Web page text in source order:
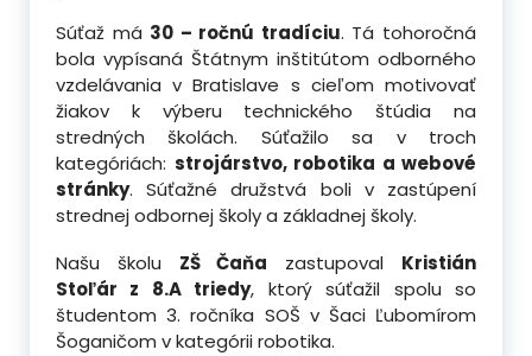
Súťaž má 30 – ročnú tradíciu. Tá tohoročná
bola vypísaná Štátnym inštitútom odborného
vzdelávania v Bratislave s cieľom motivovať
žiakov k výberu technického štúdia na
stredných školách. Súťažilo sa v troch
kategóriách: strojárstvo, robotika a webové
stránky. Súťažné družstvá boli v zastúpení
strednej odbornej školy a základnej školy.
Našu školu ZŠ Čaňa zastupoval Kristián
Stoľár z 8.A triedy, ktorý súťažil spolu so
študentom 3. ročníka SOŠ v Šaci Ľubomírom
Šoganičom v kategórii robotika.